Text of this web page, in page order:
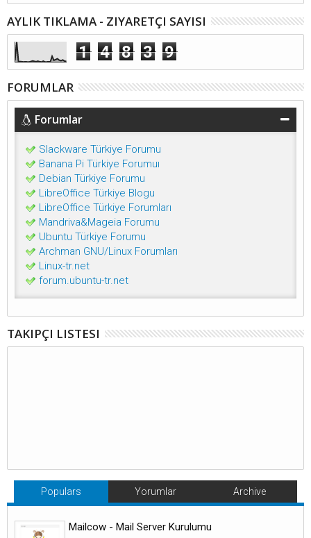
AYLIK TIKLAMA - ZIYARETÇI SAYISI
1 4 8 3 9
FORUMLAR
Forumlar
Slackware Türkiye Forumu
Banana Pi Türkiye Forumuı
Debian Türkiye Forumu
LibreOffice Türkiye Blogu
LibreOffice Türkiye Forumları
Mandriva&Mageia Forumu
Ubuntu Türkiye Forumu
Archman GNU/Linux Forumları
Linux-tr.net
forum.ubuntu-tr.net
TAKIPÇI LISTESI
Populars Yorumlar Archive
Mailcow - Mail Server Kurulumu